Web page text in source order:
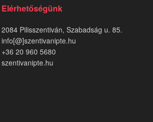
Elérhetőségünk
2084 Pilisszentiván, Szabadság u. 85.
info[@]szentivanipte.hu
+36 20 960 5680
szentivanipte.hu